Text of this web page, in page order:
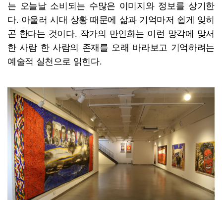
는 오늘날 소비되는 수많은 이미지와 정보를 상기한
다. 아울러 시대 상황 때문에 삶과 기억마저 쉽게 잊히
곤 한다는 것이다. 작가의 만인화는 이런 망각에 맞서
한 사람 한 사람의 존재를 오래 바라보고 기억하려는
예술적 실천으로 읽힌다.